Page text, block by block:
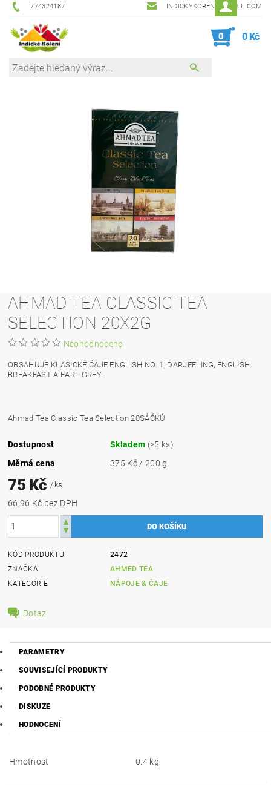
774324187 INDICKYKORENI@GMAIL.COM
0 0 Kč
AHMAD TEA CLASSIC TEA
SELECTION 20X2G
Neohodnoceno
OBSAHUJE KLASICKÉ ČAJE ENGLISH NO. 1, DARJEELING, ENGLISH
BREAKFAST A EARL GREY.
Ahmad Tea Classic Tea Selection 20SÁČKŮ
Dostupnost Skladem (>5 ks)
Měrná cena
375 Kč / 200 g
75 Kč/ ks
66,96 Kč bez DPH
KÓD PRODUKTU
2472
ZNAČKA
AHMED TEA
KATEGORIE
NÁPOJE & ČAJE
Dotaz
PARAMETRY
SOUVISEJÍCÍ PRODUKTY
PODOBNÉ PRODUKTY
DISKUZE
HODNOCENÍ
Hmotnost 0.4 kg